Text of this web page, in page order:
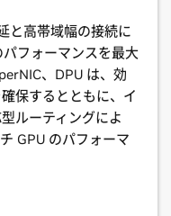
と高帯域幅の接続に
フォーマンスを最大
、DPU は、効
保するとともに、イ
ルーティングによ
GPU のパフォーマ